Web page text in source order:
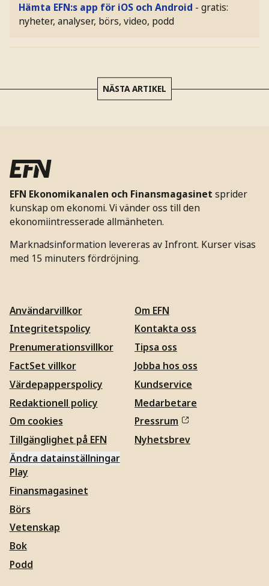
Hämta EFN:s app för iOS och Android - gratis:
nyheter, analyser, börs, video, podd
NÄSTA ARTIKEL
EFN Ekonomikanalen och Finansmagasinet sprider
kunskap om ekonomi. Vi vänder oss till den
ekonomiintresserade allmänheten.
Marknadsinformation levereras av Infront. Kurser visas
med 15 minuters fördröjning.
Användarvillkor
Integritetspolicy
Prenumerationsvillkor
FactSet villkor
Värdepapperspolicy
Redaktionell policy
Om cookies
Tillgänglighet på EFN
Ändra datainställningar
Om EFN
Kontakta oss
Tipsa oss
Jobba hos oss
Kundservice
Medarbetare
Pressrum
Nyhetsbrev
Play
Finansmagasinet
Börs
Vetenskap
Bok
Podd